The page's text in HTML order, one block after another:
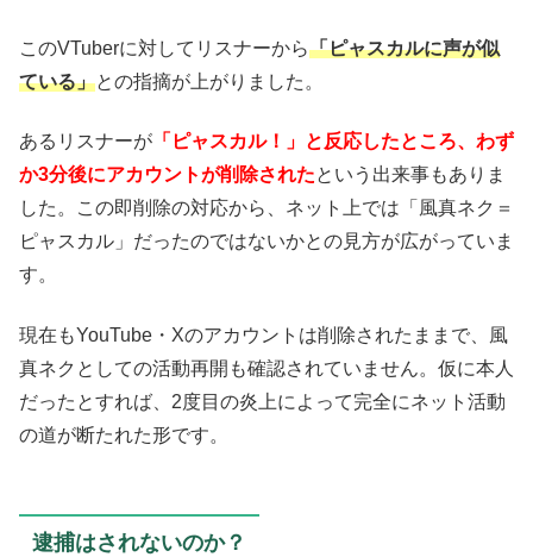
このVTuberに対してリスナーから「ピャスカルに声が似
ている」との指摘が上がりました。
あるリスナーが 「ピャスカル！」と反応したところ、わず
か3分後にアカウントが削除されたという出来事もありま
した。この即削除の対応から、ネット上では「風真ネク＝
ピャスカル」だったのではないかとの見方が広がっていま
す。
現在もYouTube・Xのアカウントは削除されたままで、風
真ネクとしての活動再開も確認されていません。仮に本人
だったとすれば、2度目の炎上によって完全にネット活動
の道が断たれた形です。
逮捕はされないのか？